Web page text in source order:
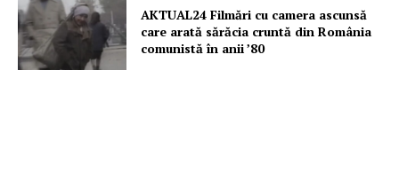
AKTUAL24 Filmări cu camera ascunsă
care arată sărăcia cruntă din România
comunistă în anii ’80